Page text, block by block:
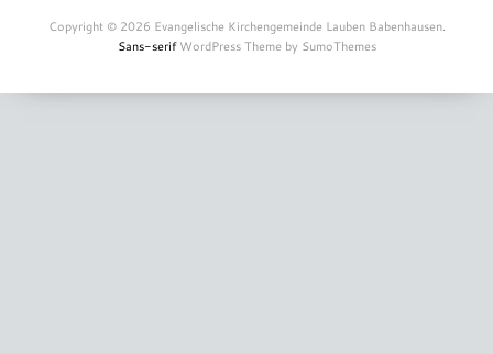
Copyright © 2026 Evangelische Kirchengemeinde Lauben Babenhausen.
Sans-serifWordPress Theme by SumoThemes